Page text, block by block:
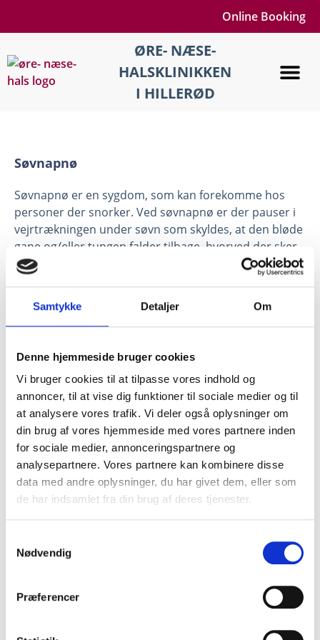
Samtykke Detaljer Om
Denne hjemmeside bruger cookies
Vi bruger cookies til at tilpasse vores indhold og
annoncer, til at vise dig funktioner til sociale medier og til
at analysere vores trafik. Vi deler også oplysninger om
din brug af vores hjemmeside med vores partnere inden
for sociale medier, annonceringspartnere og
analysepartnere. Vores partnere kan kombinere disse
data med andre oplysninger, du har givet dem, eller som
de har indsamlet fra din brug af deres tjenester.
Nødvendig
Præferencer
Online Booking
ØRE- NÆSE-
HALSKLINIKKEN
I HILLERØD
Søvnapnø
Søvnapnø er en sygdom, som kan forekomme hos
personer der snorker. Ved søvnapnø er der pauser i
vejrtrækningen under søvn som skyldes, at den bløde
gane og/eller tungen falder tilbage, hvorved der sker
en tillukning af svælget. Selv om den snorkende
Når den snorkende til sidst trækker vejret kraftigt ind
varer få sekunder, oftest registrerer den snorkende
det dog ikke selv. Herved bliver den dybe søvn således
forstyrret mange gange i løbet af natten, og det
normale søvnmønster bliver ødelagt.
Symptomerne på søvnapnø er oplevelsen af abnorm
træthed, uoplagthed, koncentrationsbesvær og
tendens til at falde i søvn ved f.eks. møder og
bilkørsel. Den ekstreme træthed kan betyde nedsat
arbejdsindsats, koncentrationsbesvær,
I svære tilfælde af søvnmangel vil behandlingen være
CPAP (continuous positive airway pressure). Det vil
sige at den snorkende skal sove med en næsemaske